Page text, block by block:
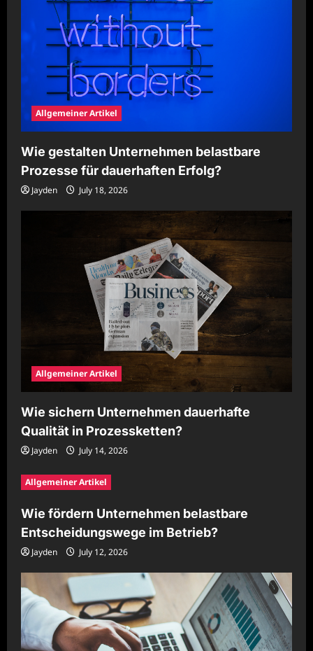
Allgemeiner Artikel
Wie gestalten Unternehmen belastbare
Prozesse für dauerhaften Erfolg?
Jayden July 18, 2026
Allgemeiner Artikel
Wie sichern Unternehmen dauerhafte
Qualität in Prozessketten?
Jayden July 14, 2026
Allgemeiner Artikel
Wie fördern Unternehmen belastbare
Entscheidungswege im Betrieb?
Jayden July 12, 2026